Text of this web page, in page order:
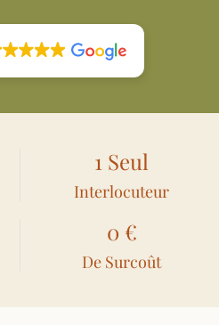
1 Seul
Interlocuteur
0 €
De Surcoût